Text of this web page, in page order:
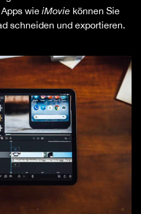
wie iMovie können Sie
schneiden und exportieren.